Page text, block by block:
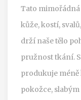
Tato
kůže, kostí,
drží naše tělo
pružnost tkání.
produkuje méně
pokožce,